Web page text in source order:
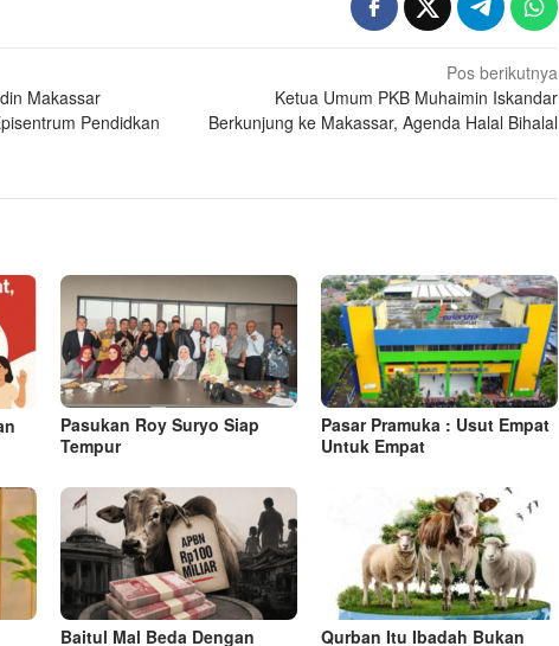
Makassar
Pendidkan
Pos berikutnya
Ketua Umum PKB Muhaimin Iskandar
Berkunjung ke Makassar, Agenda Halal Bihalal
Pasukan Roy Suryo Siap
Tempur
Pasar Pramuka : Usut Empat
Untuk Empat
Baitul Mal Beda Dengan
Qurban Itu Ibadah Bukan